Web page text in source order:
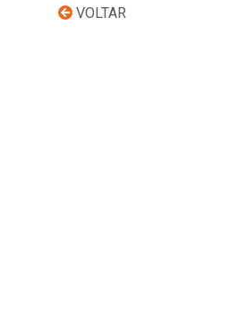
VOLTAR